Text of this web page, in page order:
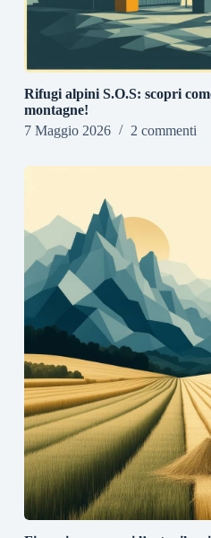
Rifugi alpini S.O.S: scopri
montagne!
7 Maggio 2026
2 commenti